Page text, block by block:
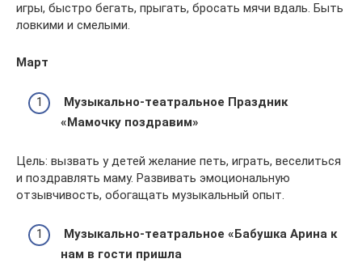
игры, быстро бегать, прыгать, бросать мячи вдаль. Быть
ловкими и смелыми.
Март
Музыкально-театральное Праздник
«Мамочку поздравим»
Цель: вызвать у детей желание петь, играть, веселиться
и поздравлять маму. Развивать эмоциональную
отзывчивость, обогащать музыкальный опыт.
Музыкально-театральное «Бабушка Арина к
нам в гости пришла